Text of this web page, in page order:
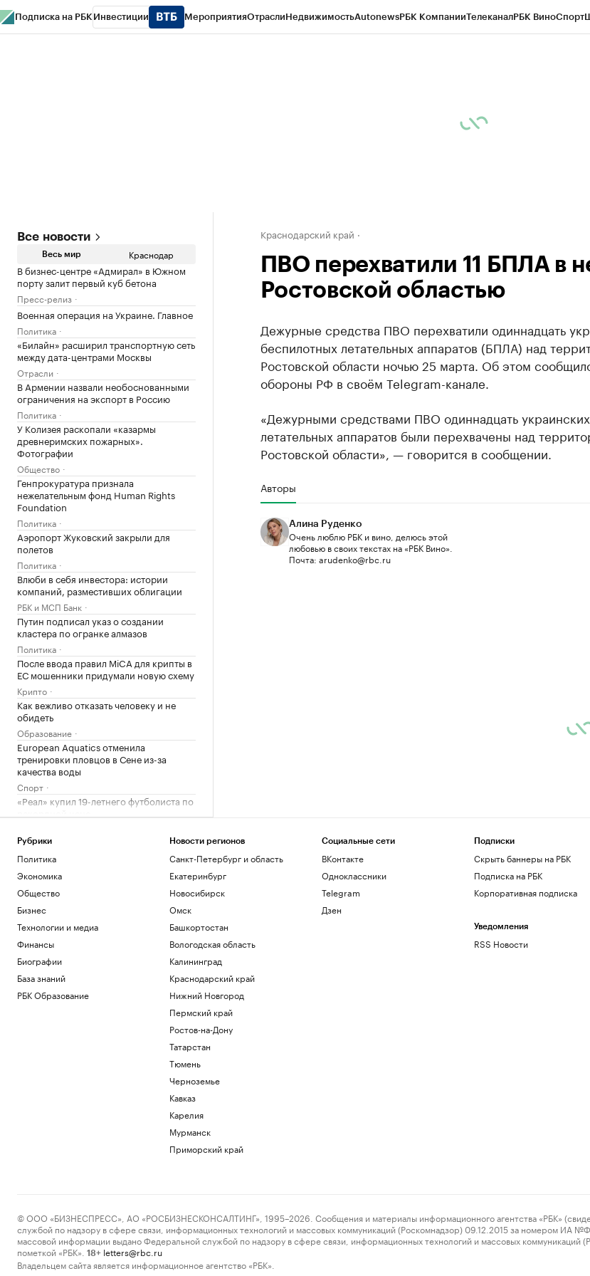
Подписка на РБК Инвестиции МероприятияОтраслиНедвижимостьAutonewsРБК КомпанииТелеканалРБК ВиноСпорт
Все новости
Весь мир Краснодар
В бизнес-центре «Адмирал» в Южном
порту залит первый куб бетона
Пресс-релиз
Военная операция на Украине. Главное
Политика
«Билайн» расширил транспортную сеть
между дата-центрами Москвы
Отрасли
В Армении назвали необоснованными
ограничения на экспорт в Россию
Политика
У Колизея раскопали «казармы
древнеримских пожарных».
Фотографии
Общество
Генпрокуратура признала
нежелательным фонд Human Rights
Foundation
Политика
Аэропорт Жуковский закрыли для
полетов
Политика
Влюби в себя инвестора: истории
компаний, разместивших облигации
РБК и МСП Банк
Путин подписал указ о создании
кластера по огранке алмазов
Политика
После ввода правил MiCA для крипты в
ЕС мошенники придумали новую схему
Крипто
Как вежливо отказать человеку и не
обидеть
Образование
European Aquatics отменила
тренировки пловцов в Сене из-за
качества воды
Спорт
«Реал» купил 19-летнего футболиста по
На создание коллектора в Краснодаре
выделят ₽5,8 млрд из бюджета края
Краснодарский край
ЦБ установил курс доллара на 7 августа
выше ₽81
Инвестиции
Курс евро на 06 августа
EUR ЦБ: 94,06
Инвестиции
Курс доллара на 06 августа
USD ЦБ: 81,41
Инвестиции
В Москве на торги выставили палаты
допетровской эпохи дешевле трешки
Прокуратура Москвы выявила сотни
Что нового построят на Ходынском
Краснодарский край
ПВО перехватили 11 БПЛА в
Ростовской областью
Дежурные средства ПВО перехватили одиннадцать
беспилотных летательных аппаратов (БПЛА) над
Ростовской области ночью 25 марта. Об этом
обороны РФ в своём Telegram-канале.
«Дежурными средствами ПВО одиннадцать
летательных аппаратов были перехвачены над
Ростовской области», — говорится в сообщении.
Авторы
Алина Руденко
Очень люблю РБК и вино, делюсь этой
любовью в своих текстах на «РБК Вино».
Почта: arudenko@rbc.ru
Рубрики
Политика
Экономика
Общество
Бизнес
Технологии и медиа
Финансы
Биографии
База знаний
РБК Образование
Новости регионов
Санкт-Петербург и область
Екатеринбург
Новосибирск
Омск
Башкортостан
Вологодская область
Калининград
Краснодарский край
Нижний Новгород
Пермский край
Ростов-на-Дону
Татарстан
Тюмень
Черноземье
Кавказ
Карелия
Мурманск
Приморский край
Социальные сети
ВКонтакте
Одноклассники
Telegram
Дзен
Подписки
Скрыть баннеры на РБК
Подписка на РБК
Корпоративная подписка
Уведомления
RSS Новости
© ООО «БИЗНЕСПРЕСС», АО «РОСБИЗНЕСКОНСАЛТИНГ», 1995–2026. Сообщения и материалы информационного агентства «РБК»
службой по надзору в сфере связи, информационных технологий и массовых коммуникаций (Роскомнадзор) 09.12.2015 за номером ИА
массовой информации выдано Федеральной службой по надзору в сфере связи, информационных технологий и массовых
пометкой «РБК».
18+ letters@rbc.ru
Владельцем сайта является информационное агентство «РБК».